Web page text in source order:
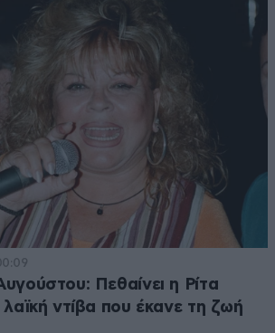
Πεθαίνει η Ρίτα
ντίβα που έκανε τη ζωή